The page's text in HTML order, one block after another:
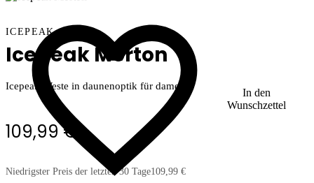
In den
Wunschzettel
ICEPEAK
Icepeak Morton
Icepeak Weste in daunenoptik für damen
109,99 €
Niedrigster Preis der letzten 30 Tage109,99 €